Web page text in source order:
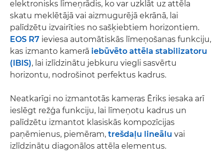
elektronisks līmeņrādis, ko var uzklāt uz attēla
skatu meklētājā vai aizmugurējā ekrānā, lai
palīdzētu izvairīties no sašķiebtiem horizontiem.
EOS R7 ieviesa automātiskās līmeņošanas funkciju,
kas izmanto kamerā iebūvēto attēla stabilizatoru
(IBIS), lai izlīdzinātu jebkuru viegli sasvērtu
horizontu, nodrošinot perfektus kadrus.
Neatkarīgi no izmantotās kameras Ēriks iesaka arī
ieslēgt režģa funkciju, lai līmeņotu kadrus un
palīdzētu izmantot klasiskās kompozīcijas
paņēmienus, piemēram, trešdaļu lineālu vai
izlīdzinātu diagonālos attēla elementus.